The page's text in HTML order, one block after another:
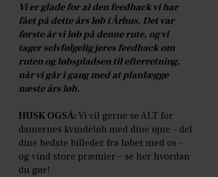
Vi er glade for al den feedback vi har
fået på dette års løb i Århus. Det var
første år vi løb på denne rute, og vi
tager selvfølgelig jeres feedback om
ruten og løbspladsen til efterretning,
når vi går i gang med at planlægge
næste års løb.
HUSK OGSÅ:Vi vil gerne se ALT for
damernes kvindeløb med dine øjne – del
dine bedste billeder fra løbet med os –
og vind store præmier – se her hvordan
du gør!